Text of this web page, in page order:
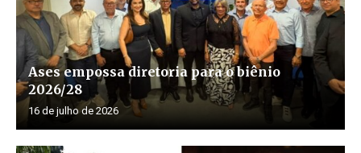
Ases empossa diretoria para o biênio
2026/28
16 de julho de 2026